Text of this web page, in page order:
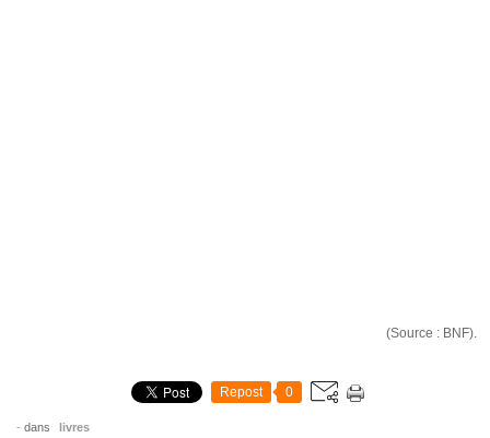
(Source : BNF).
Repost 0
- dans
livres